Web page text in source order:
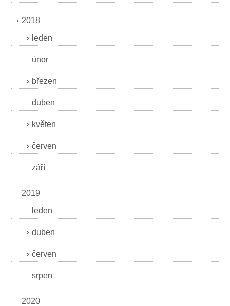
2018
leden
únor
březen
duben
květen
červen
září
2019
leden
duben
červen
srpen
2020